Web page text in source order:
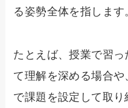
る姿勢全体を指します
たとえば、授業で習
て理解を深める場合
で課題を設定して取